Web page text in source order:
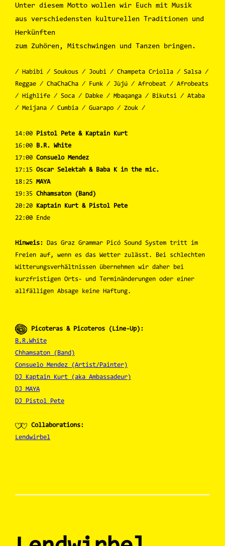
Unter diesem Motto wollen wir Euch mit Musik
aus verschiedensten kulturellen Traditionen und
Herkünften
zum Zuhören, Mitschwingen und Tanzen bringen.
∕ Habibi ∕ Soukous ∕ Joubi ∕ Champeta Criolla ∕ Salsa ∕
Reggae ∕ ChaChaCha ∕ Funk ∕ Jùjú ∕ Afrobeat ∕ Afrobeats
∕ Highlife ∕ Soca ∕ Dabke ∕ Mbaqanga ∕ Bikutsi ∕ Ataba
∕ Meijana ∕ Cumbia ∕ Guarapo ∕ Zouk ∕
14:00
Pistol Pete & Kaptain Kurt
16:00
B.R. White
17:00 Consuelo Mendez
17:15 Oscar Selektah & Baba K in the mic.
18:25 MAYA
19:35 Chhamsaton (Band)
20:20
Kaptain Kurt & Pistol Pete
22:00 Ende
Hinweis: Das Graz Grammar Picó Sound System tritt im
Freien auf, wenn es das Wetter zulässt. Bei schlechten
Witterungsverhältnissen übernehmen wir daher bei
kurzfristigen Orts- und Terminänderungen oder einer
allfälligen Absage keine Haftung.
Picoteras & Picoteros (Line-Up):
B.R.White
Chhamsaton (Band)
Consuelo Mendez (Artist/Painter)
DJ Kaptain Kurt (aka Ambassadeur)
DJ MAYA
DJ Pistol Pete
Collaborations:
Lendwirbel